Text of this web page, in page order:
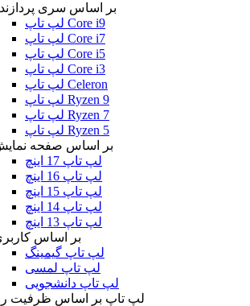
بر اساس سری
لپ تاپ Core i9
لپ تاپ Core i7
لپ تاپ Core i5
لپ تاپ Core i3
لپ تاپ Celeron
لپ تاپ Ryzen 9
لپ تاپ Ryzen 7
لپ تاپ Ryzen 5
بر اساس صفحه
لپ تاپ 17 اینچ
لپ تاپ 16 اینچ
لپ تاپ 15 اینچ
لپ تاپ 14 اینچ
لپ تاپ 13 اینچ
بر اساس
لپ تاپ گیمینگ
لپ تاپ لمسی
لپ تاپ دانشجویی
لپ تاپ بر اساس ظرفیت